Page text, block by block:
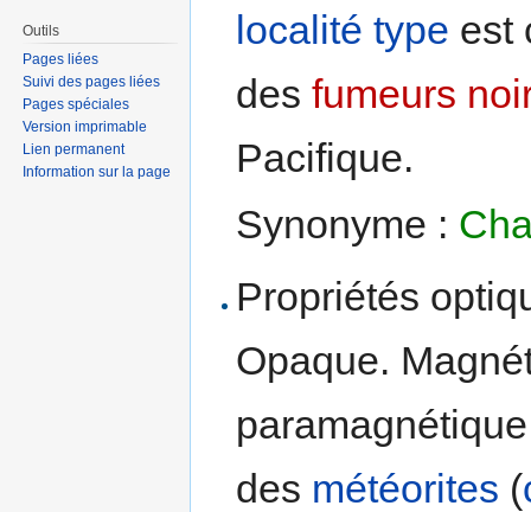
localité type est
desfumeurs
Pacifique.
Synonyme :
Propriétés
Opaque.
des météorites (
Outils
Pages liées
Suivi des pages liées
Pages spéciales
Version imprimable
Lien permanent
Information sur la page